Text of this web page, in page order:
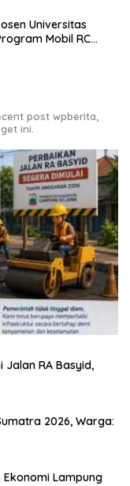
Universitas
Mobil RC
post wpberita,
ini.
Jalan RA Basyid,
2026, Warga:
Ekonomi Lampung